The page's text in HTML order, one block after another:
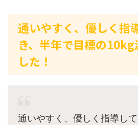
通いやすく、優しく指
き、半年で目標の10kg
した！
通いやすく、優しく指導し